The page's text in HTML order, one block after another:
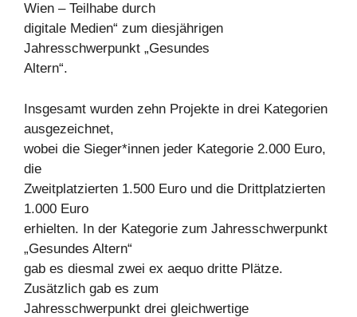
Wien – Teilhabe durch
digitale Medien“ zum diesjährigen
Jahresschwerpunkt „Gesundes
Altern“.
Insgesamt wurden zehn Projekte in drei Kategorien
ausgezeichnet,
wobei die Sieger*innen jeder Kategorie 2.000 Euro,
die
Zweitplatzierten 1.500 Euro und die Drittplatzierten
1.000 Euro
erhielten. In der Kategorie zum Jahresschwerpunkt
„Gesundes Altern“
gab es diesmal zwei ex aequo dritte Plätze.
Zusätzlich gab es zum
Jahresschwerpunkt drei gleichwertige